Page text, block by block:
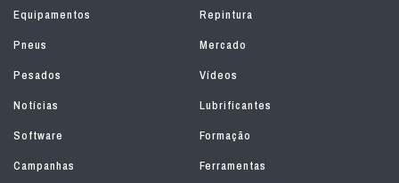
Equipamentos
Repintura
Pneus
Mercado
Pesados
Vídeos
Notícias
Lubrificantes
Software
Formação
Campanhas
Ferramentas